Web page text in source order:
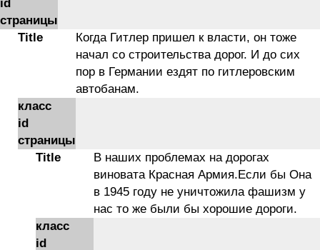
id
страницы
Title
Когда Гитлер пришел к власти, он тоже
начал со строительства дорог. И до сих
пор в Германии ездят по гитлеровским
автобанам.
класс
id
страницы
Title
В наших проблемах на дорогах
виновата Красная Армия.Если бы Она
в 1945 году не уничтожила фашизм у
нас то же были бы хорошие дороги.
класс
id